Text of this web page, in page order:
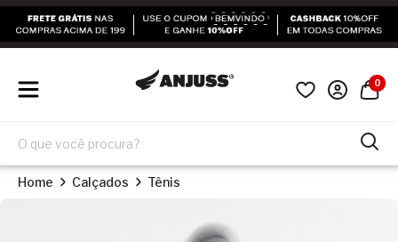
0
Home Calçados Tênis